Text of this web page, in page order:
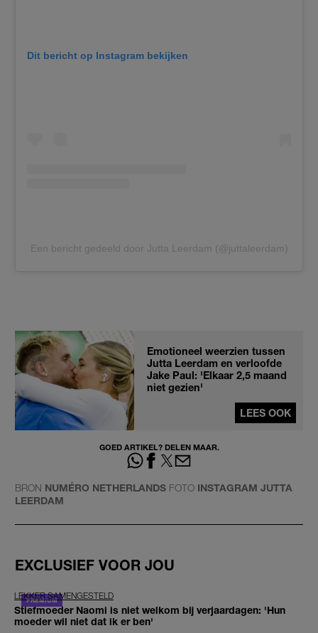
Dit bericht op Instagram bekijken
Een bericht gedeeld door Jutta Leerdam (@juttaleerdam)
Emotioneel weerzien tussen
Jutta Leerdam en verloofde
Jake Paul: 'Elkaar 2,5 maand
niet gezien'
LEES OOK
GOED ARTIKEL? DELEN MAAR.
BRON NUMÉRO NETHERLANDS FOTO INSTAGRAM JUTTA
LEERDAM
EXCLUSIEF VOOR JOU
LEKKER SAMENGESTELD
Stiefmoeder Naomi is niet welkom bij verjaardagen: 'Hun
moeder wil niet dat ik er ben'